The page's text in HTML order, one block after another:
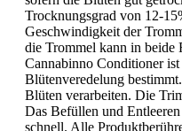
Trocknungsgrad von 12-
Geschwindigkeit der
die Trommel kann in beide
Cannabinno Conditioner
Blütenveredelung
Blüten verarbeiten. Die
Das Befüllen und
schnell. Alle